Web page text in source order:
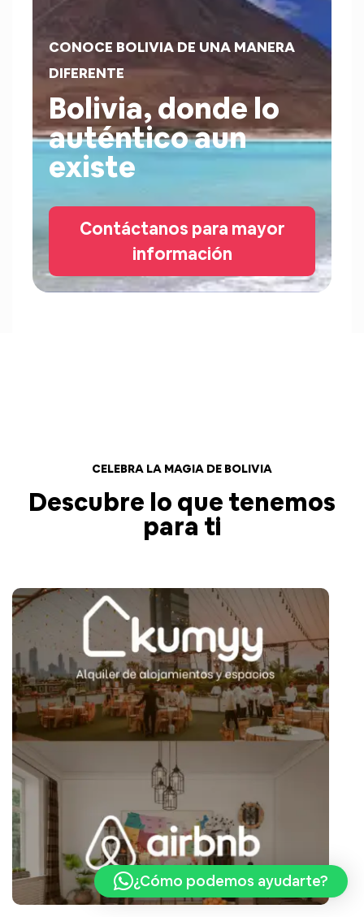
CONOCE BOLIVIA DE UNA MANERA
DIFERENTE
Bolivia, donde lo
auténtico aun
existe
Contáctanos para mayor
información
CELEBRA LA MAGIA DE BOLIVIA
Descubre lo que tenemos
para ti
¿Cómo podemos ayudarte?